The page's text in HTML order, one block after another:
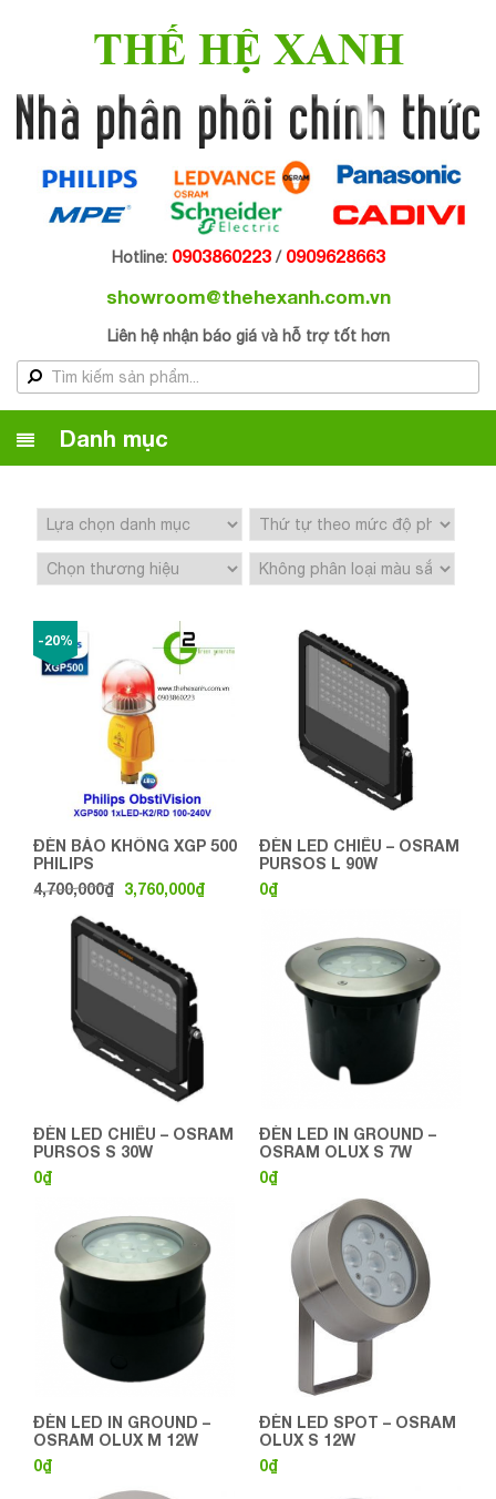
THẾ HỆ XANH
Hotline: 0903860223/ 0909628663
showroom@thehexanh.com.vn
Liên hệ nhận báo giá và hỗ trợ tốt hơn
Danh mục
-20%
ĐÈN BÁO KHÔNG XGP 500
PHILIPS
4,700,000₫ 3,760,000₫
ĐÈN LED CHIẾU – OSRAM
PURSOS L 90W
0₫
ĐÈN LED CHIẾU – OSRAM
PURSOS S 30W
0₫
ĐÈN LED IN GROUND –
OSRAM OLUX S 7W
0₫
ĐÈN LED IN GROUND –
OSRAM OLUX M 12W
0₫
ĐÈN LED SPOT – OSRAM
OLUX S 12W
0₫